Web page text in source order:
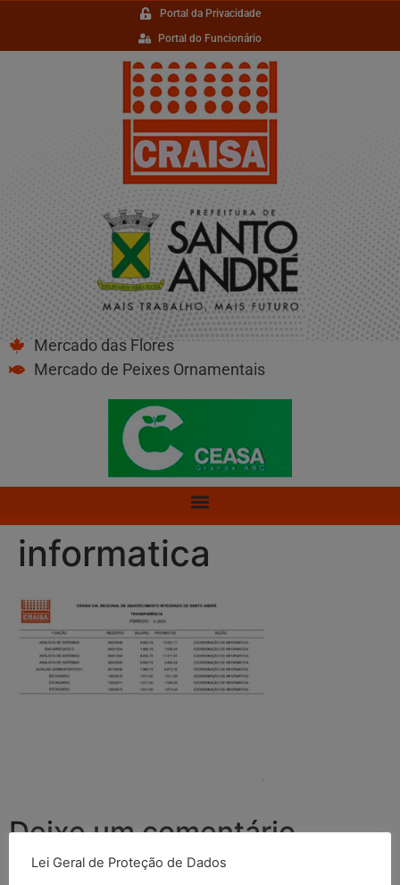
Portal da Privacidade
Portal do Funcionário
Mercado das Flores
Mercado de Peixes Ornamentais
informatica
Deixe um comentário
O seu endereço de e-mail não será publicado.
Lei Geral de Proteção de Dados